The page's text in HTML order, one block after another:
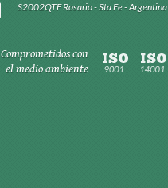
S2002QTF Rosario - Sta Fe - Argentina
Comprometidos con
el medio ambiente